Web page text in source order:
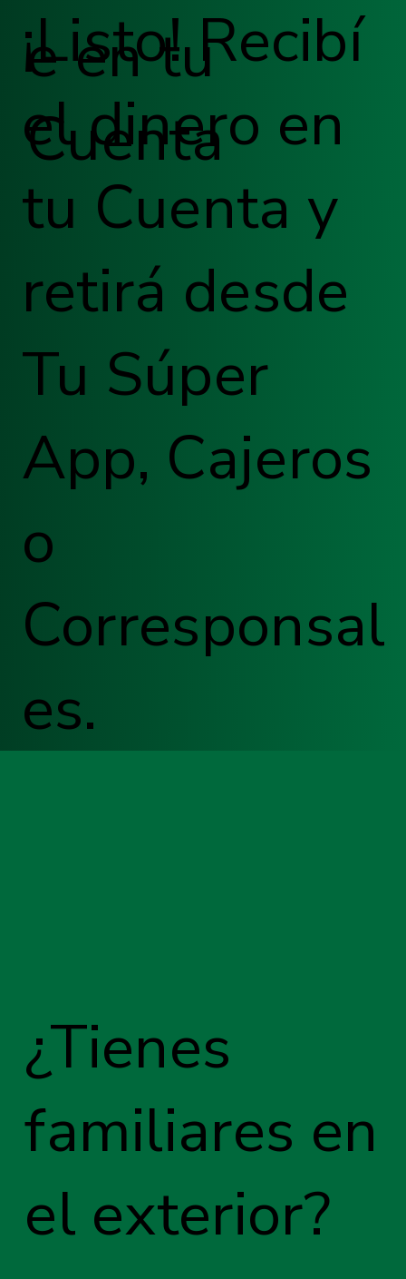
e en tu
Cuenta
¡Listo! Recibí
el dinero en
tu Cuenta y
retirá desde
Tu Súper
App, Cajeros
o
Corresponsal
es.
¿Tienes
familiares en
el exterior?